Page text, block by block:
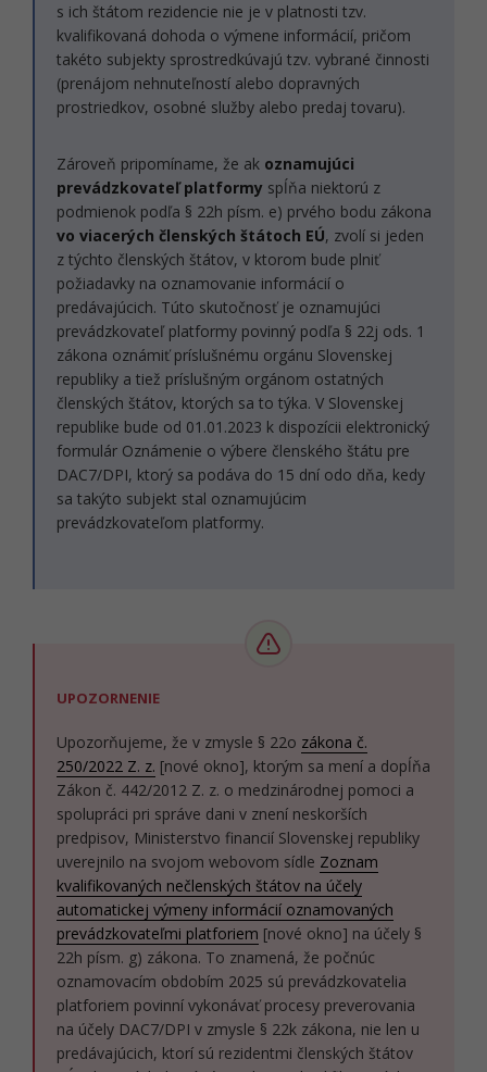
s ich štátom rezidencie nie je v platnosti tzv.
kvalifikovaná dohoda o výmene informácií, pričom
takéto subjekty sprostredkúvajú tzv. vybrané činnosti
(prenájom nehnuteľností alebo dopravných
prostriedkov, osobné služby alebo predaj tovaru).
Zároveň pripomíname, že ak oznamujúci
prevádzkovateľ platformy spĺňa niektorú z
podmienok podľa § 22h písm. e) prvého bodu zákona
vo viacerých členských štátoch EÚ, zvolí si jeden
z týchto členských štátov, v ktorom bude plniť
požiadavky na oznamovanie informácií o
predávajúcich. Túto skutočnosť je oznamujúci
prevádzkovateľ platformy povinný podľa § 22j ods. 1
zákona oznámiť príslušnému orgánu Slovenskej
republiky a tiež príslušným orgánom ostatných
členských štátov, ktorých sa to týka. V Slovenskej
republike bude od 01.01.2023 k dispozícii elektronický
formulár Oznámenie o výbere členského štátu pre
DAC7/DPI, ktorý sa podáva do 15 dní odo dňa, kedy
sa takýto subjekt stal oznamujúcim
prevádzkovateľom platformy.
UPOZORNENIE
Upozorňujeme, že v zmysle § 22o zákona č.
250/2022 Z. z. [nové okno], ktorým sa mení a dopĺňa
Zákon č. 442/2012 Z. z. o medzinárodnej pomoci a
spolupráci pri správe dani v znení neskorších
predpisov, Ministerstvo financií Slovenskej republiky
uverejnilo na svojom webovom sídle Zoznam
kvalifikovaných nečlenských štátov na účely
automatickej výmeny informácií oznamovaných
prevádzkovateľmi platforiem [nové okno] na účely §
22h písm. g) zákona. To znamená, že počnúc
oznamovacím obdobím 2025 sú prevádzkovatelia
platforiem povinní vykonávať procesy preverovania
na účely DAC7/DPI v zmysle § 22k zákona, nie len u
predávajúcich, ktorí sú rezidentmi členských štátov